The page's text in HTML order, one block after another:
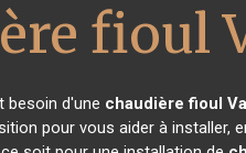
fioul
besoin d'une chaudière fioul
pour vous aider à installer,